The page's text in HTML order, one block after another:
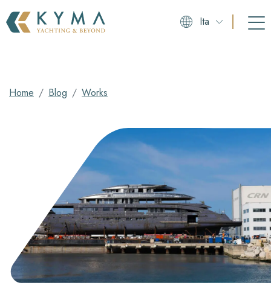
Ita
Home Blog Works